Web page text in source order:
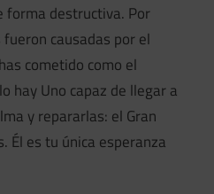
forma destructiva. Por
causadas por el
cometido como el
hay Uno capaz de llegar a
y repararlas: el Gran
Él es tu única esperanza